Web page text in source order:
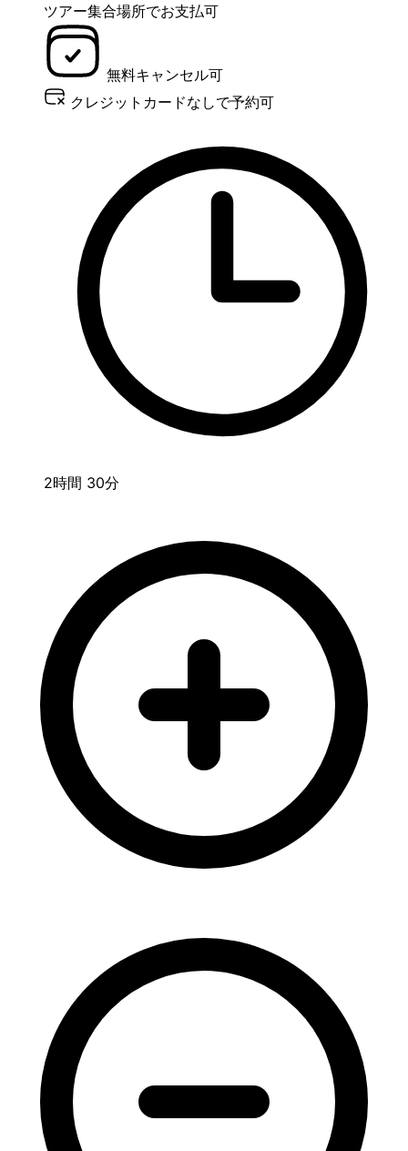
ツアー集合場所でお支払可
無料キャンセル可
クレジットカードなしで予約可
2時間 30分